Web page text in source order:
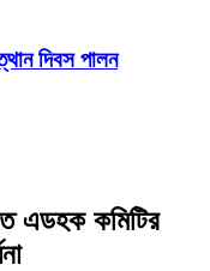
দিবস পালন
এডহক কমিটির